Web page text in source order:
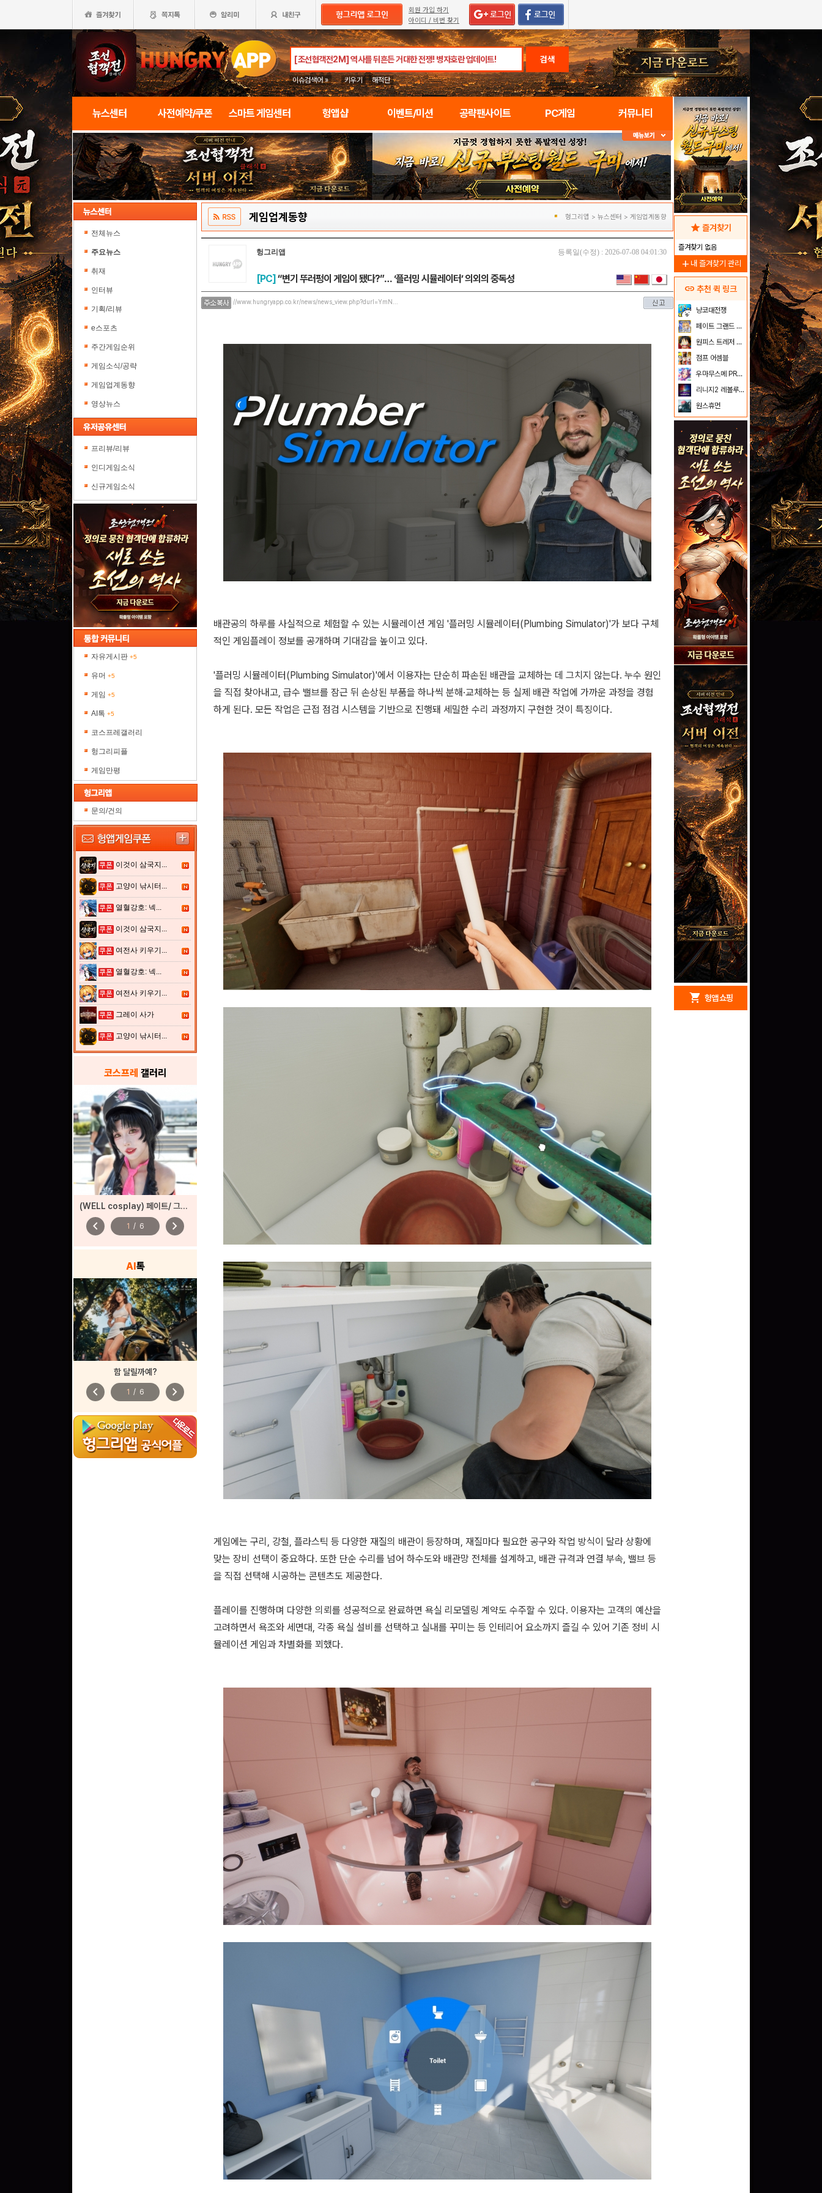
회원 가입 하기
아이디 / 비번 찾기
검색
이슈검색어 » 키우기 해적단
뉴스센터 사전예약/쿠폰 스마트 게임센터 헝앱샵 이벤트/미션 공략팬사이트 PC게임 커뮤니티
전체뉴스
주요뉴스
취재
인터뷰
기획/리뷰
e스포츠
주간게임순위
게임소식/공략
게임업계동향
영상뉴스
프리뷰/리뷰
인디게임소식
신규게임소식
자유게시판 +5
유머 +5
게임 +5
AI톡 +5
코스프레갤러리
헝그리피플
게임만평
문의/건의
이것이 삼국지...
고양이 낚시터...
열혈강호: 넥...
이것이 삼국지...
여전사 키우기...
열혈강호: 넥...
여전사 키우기...
그레이 사가
고양이 낚시터...
코스프레 갤러리
(WELL cosplay) 페이트/ 그랜드 오더
chevron_left 1 / 6 chevron_right
AI톡
함 달릴까예?
chevron_left 1 / 6 chevron_right
게임업계동향 헝그리앱 > 뉴스센터 > 게임업계동향
헝그리앱 등록일(수정) : 2026-07-08 04:01:30
[PC] “변기 뚜러펑이 게임이 됐다?”… ‘플러밍 시뮬레이터’ 의외의 중독성
//www.hungryapp.co.kr/news/news_view.php?durl=YmN...
배관공의 하루를 사실적으로 체험할 수 있는 시뮬레이션 게임 '플러밍 시뮬레이터(Plumbing Simulator)'가 보다 구체
적인 게임플레이 정보를 공개하며 기대감을 높이고 있다.
'플러밍 시뮬레이터(Plumbing Simulator)'에서 이용자는 단순히 파손된 배관을 교체하는 데 그치지 않는다. 누수 원인
을 직접 찾아내고, 급수 밸브를 잠근 뒤 손상된 부품을 하나씩 분해·교체하는 등 실제 배관 작업에 가까운 과정을 경험
하게 된다. 모든 작업은 근접 점검 시스템을 기반으로 진행돼 세밀한 수리 과정까지 구현한 것이 특징이다.
게임에는 구리, 강철, 플라스틱 등 다양한 재질의 배관이 등장하며, 재질마다 필요한 공구와 작업 방식이 달라 상황에
맞는 장비 선택이 중요하다. 또한 단순 수리를 넘어 하수도와 배관망 전체를 설계하고, 배관 규격과 연결 부속, 밸브 등
을 직접 선택해 시공하는 콘텐츠도 제공한다.
플레이를 진행하며 다양한 의뢰를 성공적으로 완료하면 욕실 리모델링 계약도 수주할 수 있다. 이용자는 고객의 예산을
고려하면서 욕조와 세면대, 각종 욕실 설비를 선택하고 실내를 꾸미는 등 인테리어 요소까지 즐길 수 있어 기존 정비 시
뮬레이션 게임과 차별화를 꾀했다.
star 즐겨찾기
즐겨찾기 없음
add 내 즐겨찾기 관리
link 추천 퀵 링크
냥코대전쟁
페이트 그랜드 오더
원피스 트레저 크루즈
점프 어셈블
우마무스메 PRETTY DERBY
리니지2 레볼루션
원스휴먼
redeem 헝앱 경품